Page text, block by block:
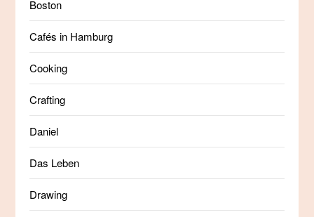
Boston
Cafés in Hamburg
Cooking
Crafting
Daniel
Das Leben
Drawing